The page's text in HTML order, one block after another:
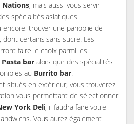
Nations, mais aussi vous servir
spécialités asiatiques
encore, trouver une panoplie de
certains sans sucre. Les
faire le choix parmi les
Pasta bar alors que des spécialités
au Burrito bar.
situés en extérieur, vous trouverez
vous permettant de sélectionner
York Deli, il faudra faire votre
Vous aurez également